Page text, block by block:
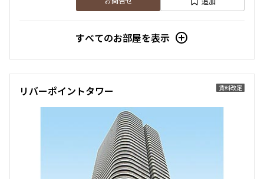
1分以内
3分以内
5分以内
15分以内
当社限定物件
専任物件
すべてのお部屋を表示
賃料改定
リバーポイントタワー